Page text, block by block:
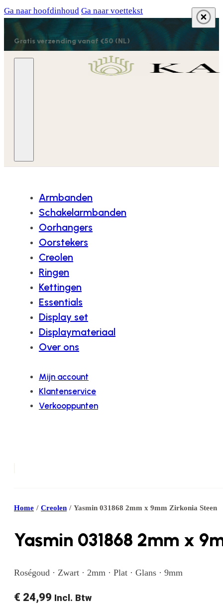
Ga naar hoofdinhoud Ga naar voettekst
Gratis verzending vanaf €50 (NL)
Armbanden
Schakelarmbanden
Oorhangers
Oorstekers
Creolen
Ringen
Kettingen
Essentials
Display set
Displaymateriaal
Over ons
Mijn account
Klantenservice
Verkooppunten
Home / Creolen / Yasmin 031868 2mm x 9mm Zirkonia Steen
Yasmin 031868 2mm x
Roségoud · Zwart · 2mm · Plat · Glans · 9mm
€ 24,99 Incl. Btw